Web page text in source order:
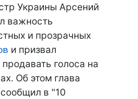
Украины Арсений
важность
и прозрачных
и призвал
голоса на
Об этом глава
в "10